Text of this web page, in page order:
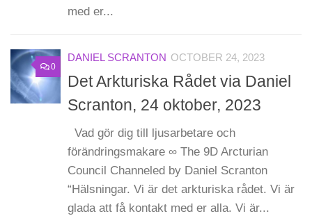
med er...
0
DANIEL SCRANTON OCTOBER 24, 2023
Det Arkturiska Rådet via Daniel
Scranton, 24 oktober, 2023
Vad gör dig till ljusarbetare och
förändringsmakare ∞ The 9D Arcturian
Council Channeled by Daniel Scranton
“Hälsningar. Vi är det arkturiska rådet. Vi är
glada att få kontakt med er alla. Vi är...